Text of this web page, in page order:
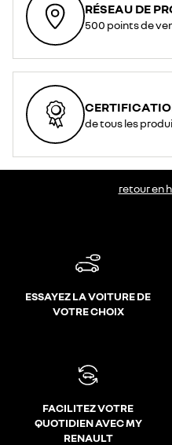
RÉSEAU DE
500 points de
de tous les
retour en
ESSAYEZ LA VOITURE DE
VOTRE CHOIX
FACILITEZ VOTRE
QUOTIDIEN AVEC MY
RENAULT